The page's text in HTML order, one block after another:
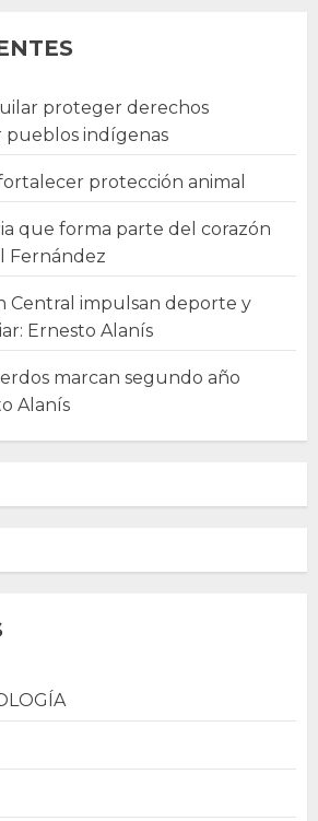
proteger derechos
pueblos indígenas
protección animal
que forma parte del corazón
Fernández
Central impulsan deporte y
Ernesto Alanís
marcan segundo año
Alanís